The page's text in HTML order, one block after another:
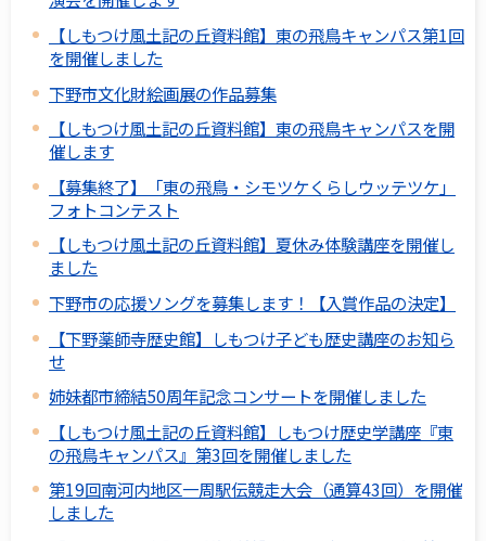
【しもつけ風土記の丘資料館】東の飛鳥キャンパス第1回
を開催しました
下野市文化財絵画展の作品募集
【しもつけ風土記の丘資料館】東の飛鳥キャンパスを開
催します
【募集終了】「東の飛鳥・シモツケくらしウッテツケ」
フォトコンテスト
【しもつけ風土記の丘資料館】夏休み体験講座を開催し
ました
下野市の応援ソングを募集します！【入賞作品の決定】
【下野薬師寺歴史館】しもつけ子ども歴史講座のお知ら
せ
姉妹都市締結50周年記念コンサートを開催しました
【しもつけ風土記の丘資料館】しもつけ歴史学講座『東
の飛鳥キャンパス』第3回を開催しました
第19回南河内地区一周駅伝競走大会（通算43回）を開催
しました